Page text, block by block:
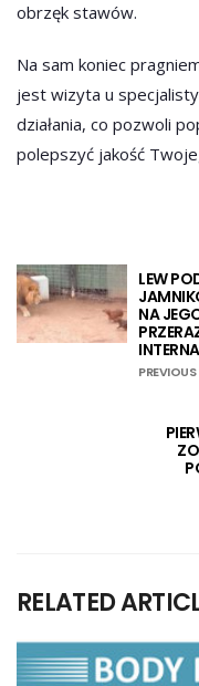
obrzęk stawów.
Na sam koniec
jest wizyta u
działania, co pozwoli
polepszyć jakość
LEW
NA
RELATED